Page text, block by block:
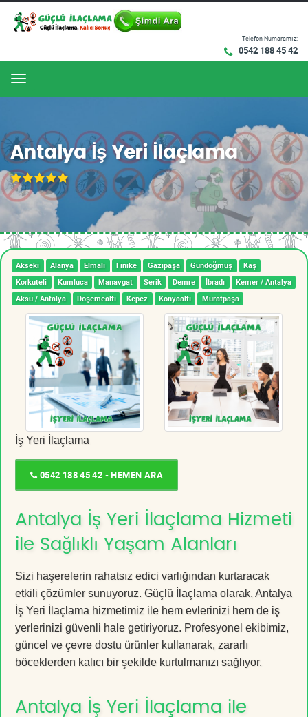
Telefon Numaramız:
0542 188 45 42
Menu
Antalya İş Yeri İlaçlama
Akseki Alanya Elmalı Finike Gazipaşa Gündoğmuş
Kaş
Korkuteli
Kumluca Manavgat Serik Demre İbradı
Kemer / Antalya
Aksu / Antalya
Döşemealtı Kepez Konyaaltı Muratpaşa
İş Yeri İlaçlama
0542 188 45 42 - HEMEN ARA
Antalya İş Yeri İlaçlama Hizmeti
ile Sağlıklı Yaşam Alanları
Sizi haşerelerin rahatsız edici varlığından kurtaracak
etkili çözümler sunuyoruz. Güçlü İlaçlama olarak, Antalya
İş Yeri İlaçlama hizmetimiz ile hem evlerinizi hem de iş
yerlerinizi güvenli hale getiriyoruz. Profesyonel ekibimiz,
güncel ve çevre dostu ürünler kullanarak, zararlı
böceklerden kalıcı bir şekilde kurtulmanızı sağlıyor.
Antalya İş Yeri İlaçlama ile